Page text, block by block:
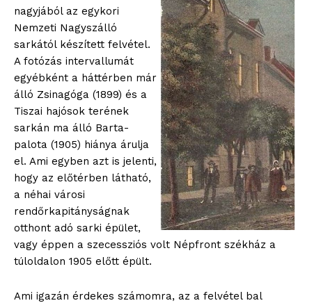
nagyjából az egykori
Nemzeti Nagyszálló
sarkától készített felvétel.
A fotózás intervallumát
egyébként a háttérben már
álló Zsinagóga (1899) és a
Tiszai hajósok terének
sarkán ma álló Barta-
palota (1905) hiánya árulja
el. Ami egyben azt is jelenti,
hogy az előtérben látható,
a néhai városi
rendőrkapitányságnak
otthont adó sarki épület,
vagy éppen a szecessziós volt Népfront székház a
túloldalon 1905 előtt épült.
Ami igazán érdekes számomra, az a felvétel bal